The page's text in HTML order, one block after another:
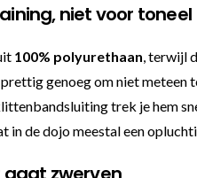
niet voor toneel
100% polyurethaan, terwijl
genoeg om niet
trek je hem
in de dojo meestal een